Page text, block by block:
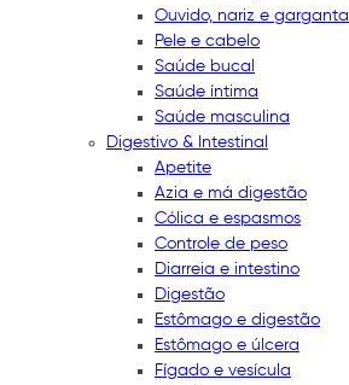
Ouvido, nariz e garganta
Pele e cabelo
Saúde bucal
Saúde íntima
Saúde masculina
Digestivo & Intestinal
Apetite
Azia e má digestão
Cólica e espasmos
Controle de peso
Diarreia e intestino
Digestão
Estômago e digestão
Estômago e úlcera
Fígado e vesícula